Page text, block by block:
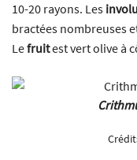
10-20 rayons. Les
bractées nombreuses
Lefruitest vert olive à